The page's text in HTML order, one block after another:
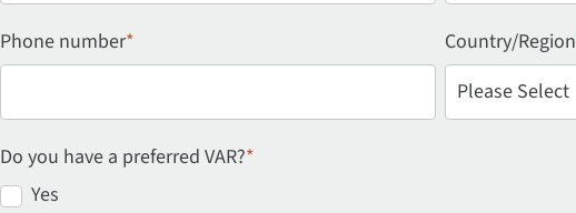
Phone number* Country/Region
Do you have a preferred VAR?*
Yes